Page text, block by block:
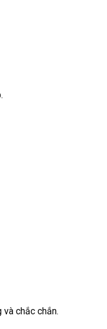
chắc chắn.